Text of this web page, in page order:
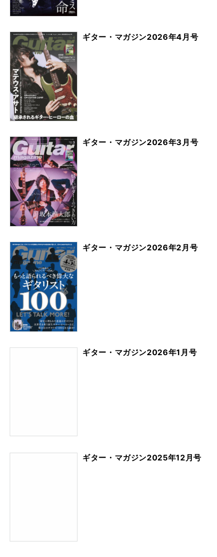
ギター・マガジン2026年4月号
ギター・マガジン2026年3月号
ギター・マガジン2026年2月号
ギター・マガジン2026年1月号
ギター・マガジン2025年12月号